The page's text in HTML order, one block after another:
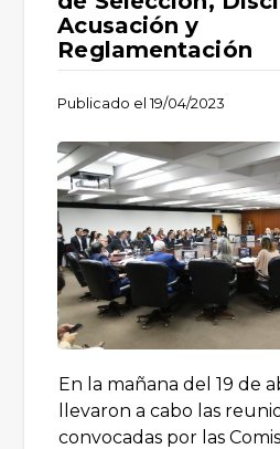
Acusación y
Reglamentación
Publicado el19/04/2023
En la mañana del 19 de
llevaron a cabo las
convocadas por las